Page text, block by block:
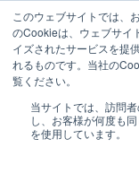
このウェブサイトでは、
のCookieは、ウェブサイ
イズされたサービスを提
れるものです。当社の
覧ください。
当サイトでは、訪問
し、お客様が何度も
を使用しています。